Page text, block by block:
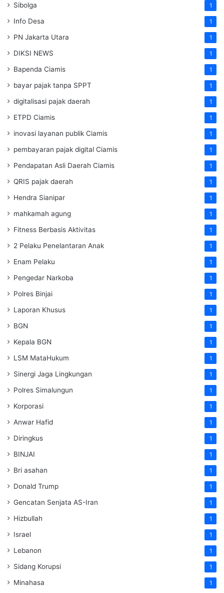
Sibolga 1
Info Desa 1
PN Jakarta Utara 1
DIKSI NEWS 1
Bapenda Ciamis 1
bayar pajak tanpa SPPT 1
digitalisasi pajak daerah 1
ETPD Ciamis 1
inovasi layanan publik Ciamis 1
pembayaran pajak digital Ciamis 1
Pendapatan Asli Daerah Ciamis 1
QRIS pajak daerah 1
Hendra Sianipar 1
mahkamah agung 1
Fitness Berbasis Aktivitas 1
2 Pelaku Penelantaran Anak 1
Enam Pelaku 1
Pengedar Narkoba 1
Polres Binjai 1
Laporan Khusus 1
BGN 1
Kepala BGN 1
LSM MataHukum 1
Sinergi Jaga Lingkungan 1
Polres Simalungun 1
Korporasi 1
Anwar Hafid 1
Diringkus 1
BINJAI 1
Bri asahan 1
Donald Trump 1
Gencatan Senjata AS-Iran 1
Hizbullah 1
Israel 1
Lebanon 1
Sidang Korupsi 1
Minahasa 1